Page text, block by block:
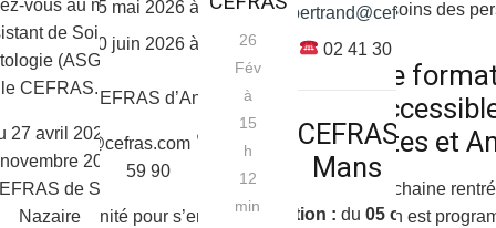
l.bertrand@cefras.com
02 41 30 93 89
CEFRAS Le
Mans
Formation : du 05 octobre
aux besoins des
Une
Nantes et
La prochaine
formation est
05 mai 2026 à 10h00
30 juin 2026 à 14h00
CEFRAS d’Angers
angers@cefras.com
02 41 20
59 90
Une opportunité pour s’engager dans
vous au métier
de Soins en
(ASG) avec
le CEFRAS.
27 avril 2026 au
2026
de Saint-
Nazaire
26
Fév
à
15
h
12
min